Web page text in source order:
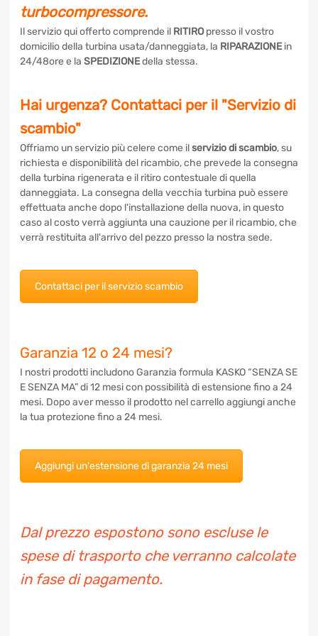
turbocompressore.
Il servizio qui offerto comprende il RITIROpresso il vostro
domicilio della turbina usata/danneggiata, la RIPARAZIONE
in 24/48ore e laSPEDIZIONEdella stessa.
Hai urgenza? Contattaci per il "Servizio
di scambio"
Offriamo un servizio più celere come ilservizio di scambio,
su richiesta e disponibilità del ricambio, che prevede la
consegna della turbina rigenerata e il ritiro contestuale di
quella danneggiata. La consegna della vecchia turbina può
essere effettuata anche dopo l'installazione della nuova, in
questo caso al costo verrà aggiunta una cauzione per il
ricambio, che verrà restituita all'arrivo del pezzo presso la
Contattaci per il servizio scambio
Garanzia 12 o 24 mesi?
I nostri prodotti includono Garanzia formula KASKO “SENZA
SE E SENZA MA” di 12 mesi con possibilità di estensione fino
a 24 mesi. Dopo aver messo il prodotto nel carrello aggiungi
Aggiungi un'estensione di garanzia 24 mesi
Dal prezzo espostono sono escluse le
spese di trasporto che verranno